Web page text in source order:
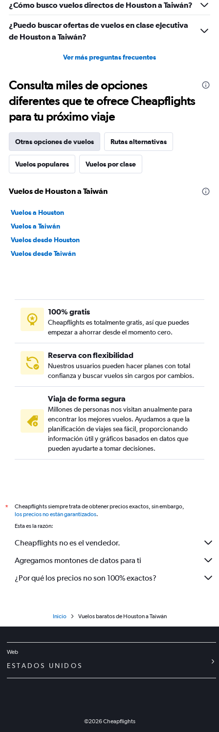
0
to
15.
¿Cómo busco vuelos directos de Houston a Taiwán?
¿Puedo buscar ofertas de vuelos en clase ejecutiva
de Houston a Taiwán?
Ver más preguntas frecuentes
Consulta miles de opciones
diferentes que te ofrece Cheapflights
para tu próximo viaje
Otras opciones de vuelos Rutas alternativas
Vuelos populares Vuelos por clase
Vuelos de Houston a Taiwán
Vuelos a Houston
Vuelos a Taiwán
Vuelos desde Houston
Vuelos desde Taiwán
100% gratis
Cheapflights es totalmente gratis, así que puedes
empezar a ahorrar desde el momento cero.
Reserva con flexibilidad
Nuestros usuarios pueden hacer planes con total
confianza y buscar vuelos sin cargos por cambios.
Viaja de forma segura
Millones de personas nos visitan anualmente para
encontrar los mejores vuelos. Ayudamos a que la
planificación de viajes sea fácil, proporcionando
información útil y gráficos basados en datos que
pueden ayudarte a tomar decisiones.
*
Cheapflights siempre trata de obtener precios exactos, sin embargo,
los precios no están garantizados.
Esta es la razón:
Cheapflights no es el vendedor.
Agregamos montones de datos para ti
¿Por qué los precios no son 100% exactos?
Inicio Vuelos baratos de Houston a Taiwán
Web
ESTADOS UNIDOS
©2026Cheapflights